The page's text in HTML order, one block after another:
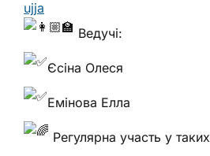
ujja
Ведучі:
Єсіна Олеся
Емінова Елла
Регулярна участь у